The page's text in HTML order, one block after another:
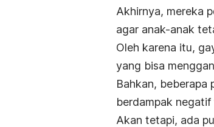
Akhirnya, mereka
agar anak-anak
Oleh karena itu,
yang bisa
Bahkan, beberapa
berdampak
Akan tetapi, ada